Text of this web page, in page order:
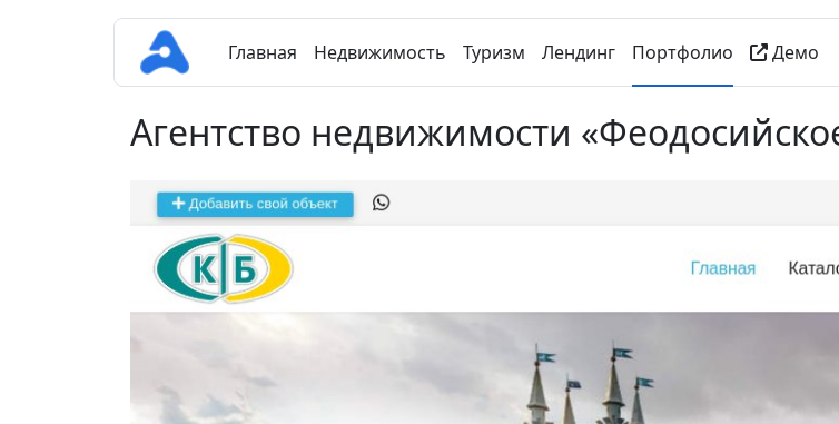
Главная Недвижимость Туризм Лендинг Портфолио Демо
Агентство недвижимости